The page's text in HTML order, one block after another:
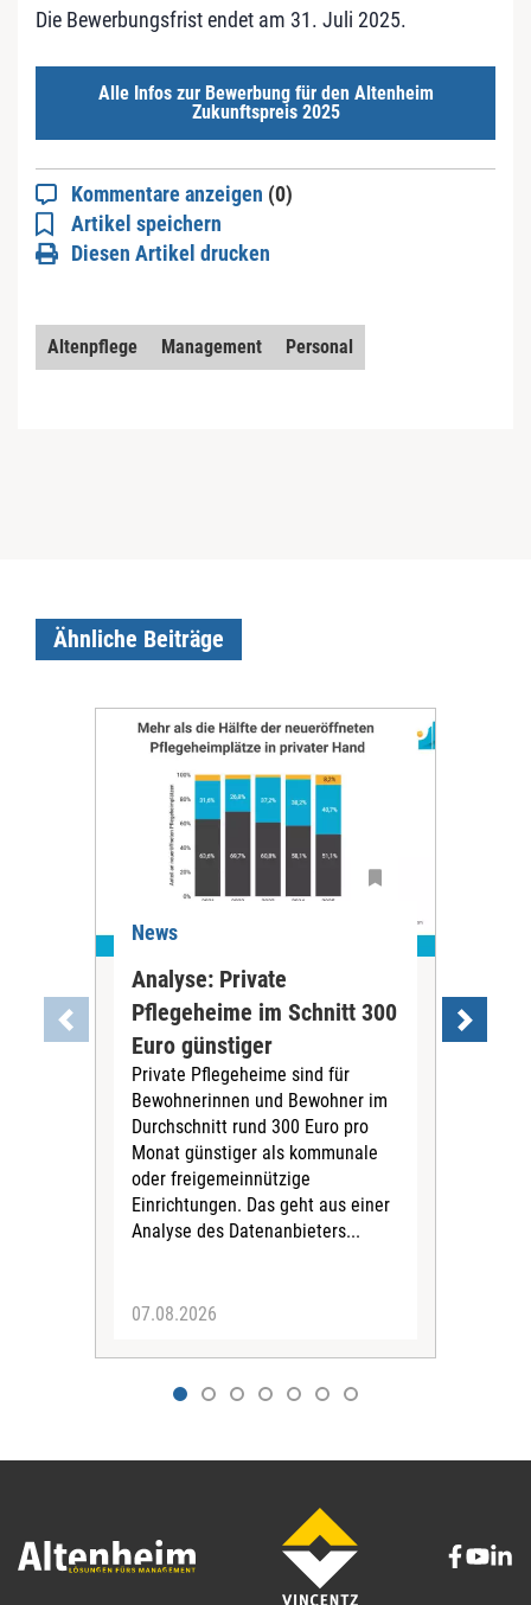
Die Bewerbungsfrist endet am 31. Juli 2025.
Alle Infos zur Bewerbung für den Altenheim
Zukunftspreis 2025
Kommentare anzeigen (0)
Artikel speichern
Diesen Artikel drucken
Altenpflege Management Personal
Ähnliche Beiträge
News
Analyse: Private
Pflegeheime im Schnitt 300
Euro günstiger
Private Pflegeheime sind für
Bewohnerinnen und Bewohner im
Durchschnitt rund 300 Euro pro
Monat günstiger als kommunale
oder freigemeinnützige
Einrichtungen. Das geht aus einer
Analyse des Datenanbieters...
07.08.2026